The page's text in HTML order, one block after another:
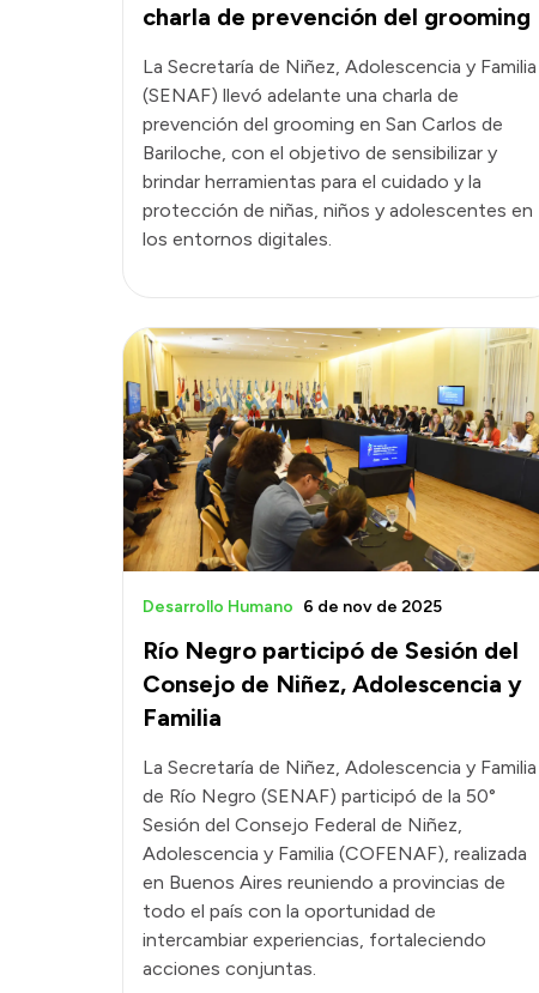
charla de prevención del grooming
La Secretaría de Niñez, Adolescencia y Familia
(SENAF) llevó adelante una charla de
prevención del grooming en San Carlos de
Bariloche, con el objetivo de sensibilizar y
brindar herramientas para el cuidado y la
protección de niñas, niños y adolescentes en
los entornos digitales.
Río Negro participó de Sesión del
Consejo de Niñez, Adolescencia y
Familia
Desarrollo Humano 6 de nov de 2025
La Secretaría de Niñez, Adolescencia y Familia
de Río Negro (SENAF) participó de la 50°
Sesión del Consejo Federal de Niñez,
Adolescencia y Familia (COFENAF), realizada
en Buenos Aires reuniendo a provincias de
todo el país con la oportunidad de
intercambiar experiencias, fortaleciendo
acciones conjuntas.